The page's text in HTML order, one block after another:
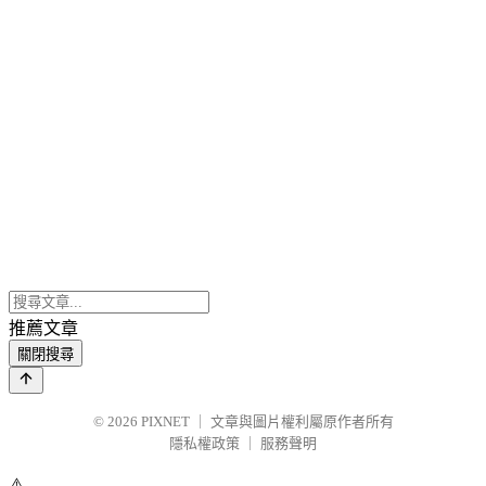
推薦文章
關閉搜尋
© 2026 PIXNET
文章與圖片權利屬原作者所有
隱私權政策
服務聲明